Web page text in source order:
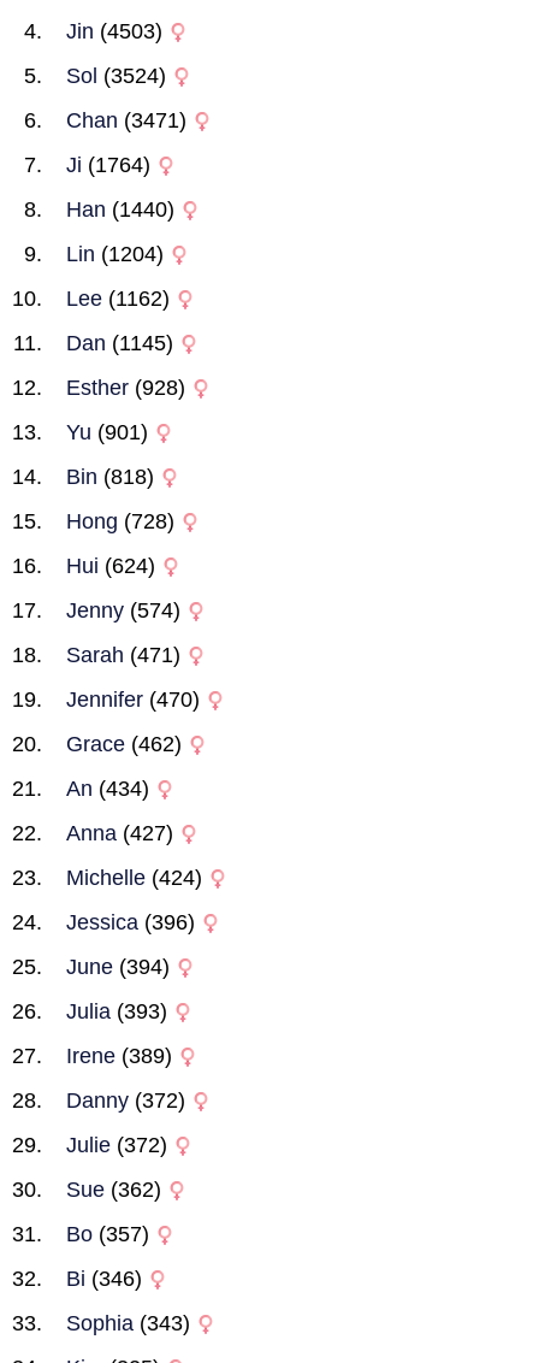
Jin (4503)
Sol (3524)
Chan (3471)
Ji (1764)
Han (1440)
Lin (1204)
Lee (1162)
Dan (1145)
Esther (928)
Yu (901)
Bin (818)
Hong (728)
Hui (624)
Jenny (574)
Sarah (471)
Jennifer (470)
Grace (462)
An (434)
Anna (427)
Michelle (424)
Jessica (396)
June (394)
Julia (393)
Irene (389)
Danny (372)
Julie (372)
Sue (362)
Bo (357)
Bi (346)
Sophia (343)